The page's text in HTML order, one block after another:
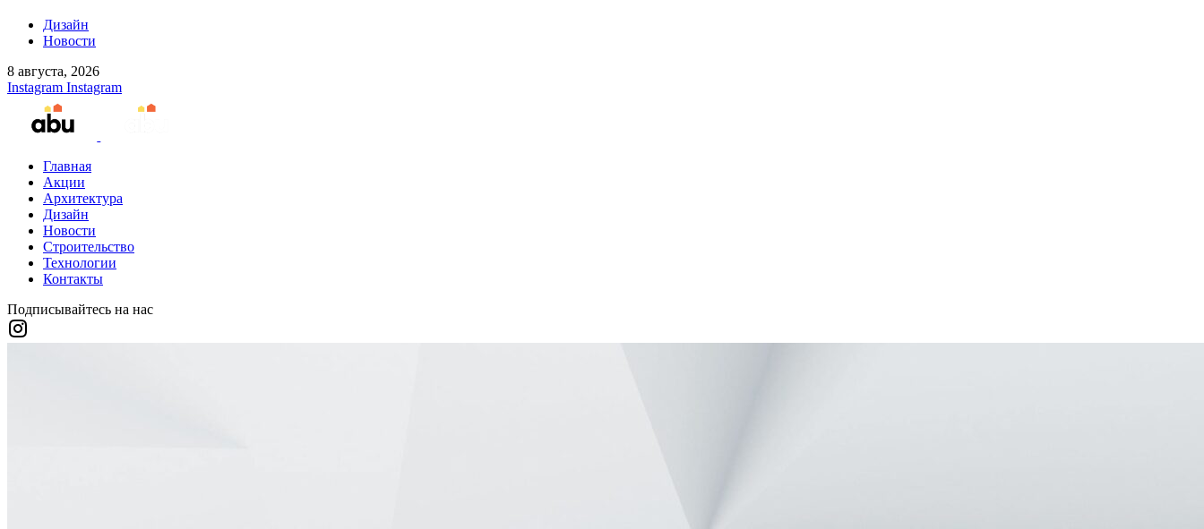
Дизайн
Новости
8 августа, 2026
Instagram Instagram
Главная
Акции
Архитектура
Дизайн
Новости
Строительство
Технологии
Контакты
Подписывайтесь на нас